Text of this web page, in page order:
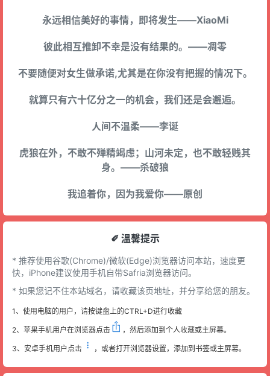
永远相信美好的事情，即将发生——XiaoMi
彼此相互推卸不幸是没有结果的。——凋零
不要随便对女生做承诺,尤其是在你没有把握的情况下。
就算只有六十亿分之一的机会，我们还是会邂逅。
人间不温柔——李诞
虎狼在外，不敢不殚精竭虑；山河未定，也不敢轻贱其
身。——杀破狼
我追着你，因为我爱你——原创
✐ 溫馨提示
* 推荐使用谷歌(Chrome)/微软(Edge)浏览器访问本站，速度更
快，iPhone建议使用手机自带Safria浏览器访问。
* 如果您记不住本站域名，请收藏该页地址，并分享给您的朋友。
1、使用电脑的用户，请按键盘上的CTRL+D进行收藏
2、苹果手机用户在浏览器点击 ，然后添加到个人收藏或主屏幕。
3、安卓手机用户点击 ，或者打开浏览器设置，添加到书签或主屏幕。